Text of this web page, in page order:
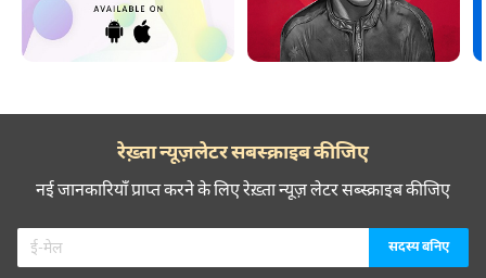
रेख़्ता न्यूज़लेटर सबस्क्राइब कीजिए
नई जानकारियाँ प्राप्त करने के लिए रेख़्ता न्यूज़ लेटर सब्स्क्राइब कीजिए